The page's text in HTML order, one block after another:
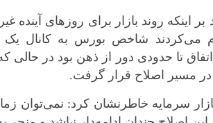
بر اینکه روند بازار برای روزهای
می‌کردند شاخص بورس به کانال
تا حدودی دور از ذهن بود در
در مسیر اصلاح قرار گرفت.
سرمایه خاطرنشان کرد: نمی‌توان